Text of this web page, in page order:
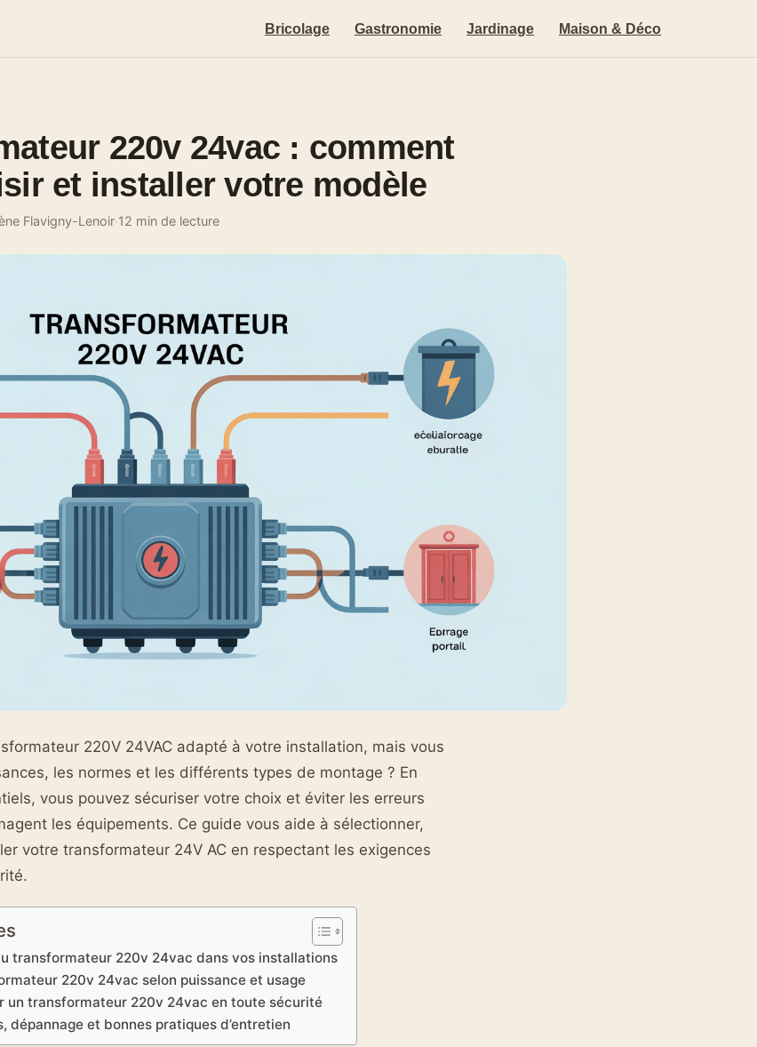
Bricolage Gastronomie Jardinage Maison & Déco
220v 24vac : comment
et installer votre modèle
Flavigny-Lenoir·12 min de lecture
220V 24VAC adapté à votre installation, mais vous
les normes et les différents types de montage ? En
vous pouvez sécuriser votre choix et éviter les erreurs
les équipements. Ce guide vous aide à sélectionner,
votre transformateur 24V AC en respectant les exigences
transformateur 220v 24vac dans vos installations
220v 24vac selon puissance et usage
un transformateur 220v 24vac en toute sécurité
dépannage et bonnes pratiques d’entretien